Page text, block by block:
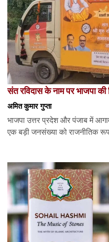
संत रविदास के नाम पर भाजपा
अमित कुमार गुप्ता
भाजपा उत्तर प्रदेश और पंजाब में
एक बड़ी जनसंख्या को राजनीतिक